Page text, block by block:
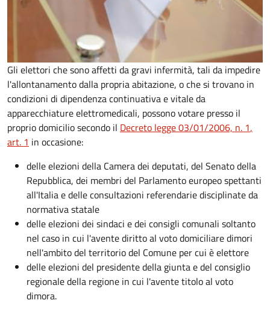
Gli elettori che sono affetti da gravi infermità, tali da impedire
l'allontanamento dalla propria abitazione, o che si trovano in
condizioni di dipendenza continuativa e vitale da
apparecchiature elettromedicali, possono votare presso il
proprio domicilio secondo il Decreto legge 03/01/2006, n. 1,
art. 1 in occasione:
delle elezioni della Camera dei deputati, del Senato della
Repubblica, dei membri del Parlamento europeo spettanti
all'Italia e delle consultazioni referendarie disciplinate da
normativa statale
delle elezioni dei sindaci e dei consigli comunali soltanto
nel caso in cui l'avente diritto al voto domiciliare dimori
nell'ambito del territorio del Comune per cui è elettore
delle elezioni del presidente della giunta e del consiglio
regionale della regione in cui l'avente titolo al voto
dimora.